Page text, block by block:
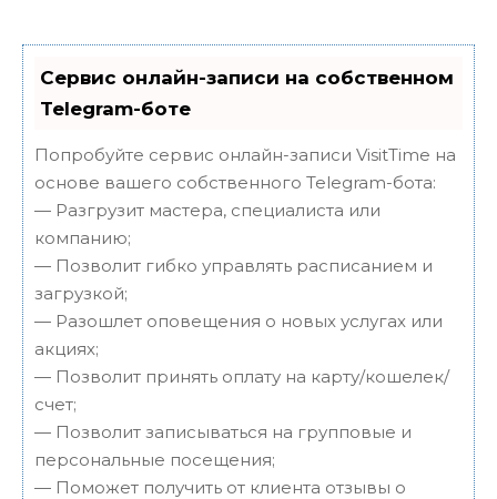
Сервис онлайн-записи на собственном
Telegram-боте
Попробуйте сервис онлайн-записи VisitTime на
основе вашего собственного Telegram-бота:
— Разгрузит мастера, специалиста или
компанию;
— Позволит гибко управлять расписанием и
загрузкой;
— Разошлет оповещения о новых услугах или
акциях;
— Позволит принять оплату на карту/кошелек/
счет;
— Позволит записываться на групповые и
персональные посещения;
— Поможет получить от клиента отзывы о